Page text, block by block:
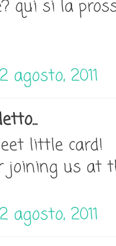
qui si la
agosto, 2011
little card!
joining us at
agosto, 2011